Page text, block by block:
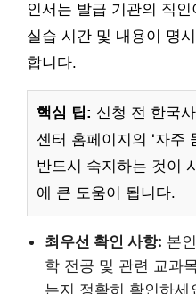
인서는 발급 기관의 직
실습 시간 및 내용이 명
합니다.
핵심 팁: 신청 전 한국
센터 홈페이지의 ‘자주
반드시 숙지하는 것이
에 큰 도움이 됩니다.
최우선 확인 사항: 본
학 전공 및 관련 교과
는지 정확히 확인하세